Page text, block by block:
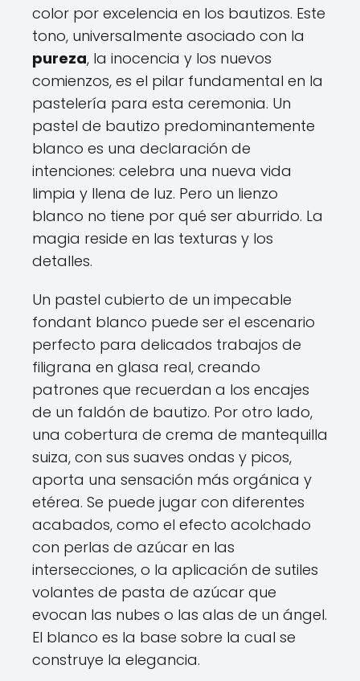
color por excelencia en los bautizos. Este
tono, universalmente asociado con la
pureza, la inocencia y los nuevos
comienzos, es el pilar fundamental en la
pastelería para esta ceremonia. Un
pastel de bautizo predominantemente
blanco es una declaración de
intenciones: celebra una nueva vida
limpia y llena de luz. Pero un lienzo
blanco no tiene por qué ser aburrido. La
magia reside en las texturas y los
detalles.
Un pastel cubierto de un impecable
fondant blanco puede ser el escenario
perfecto para delicados trabajos de
filigrana en glasa real, creando
patrones que recuerdan a los encajes
de un faldón de bautizo. Por otro lado,
una cobertura de crema de mantequilla
suiza, con sus suaves ondas y picos,
aporta una sensación más orgánica y
etérea. Se puede jugar con diferentes
acabados, como el efecto acolchado
con perlas de azúcar en las
intersecciones, o la aplicación de sutiles
volantes de pasta de azúcar que
evocan las nubes o las alas de un ángel.
El blanco es la base sobre la cual se
construye la elegancia.